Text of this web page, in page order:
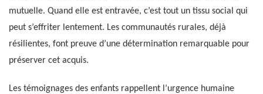
mutuelle. Quand elle est entravée, c’est tout un tissu social qui
peut s’effriter lentement. Les communautés rurales, déjà
résilientes, font preuve d’une détermination remarquable pour
préserver cet acquis.
Les témoignages des enfants rappellent l’urgence humaine